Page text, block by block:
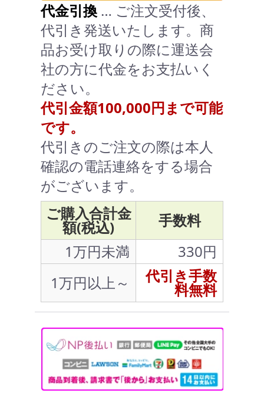
代金引換 … ご注文受付後、
代引き発送いたします。商
品お受け取りの際に運送会
社の方に代金をお支払いく
ださい。
代引金額100,000円まで可能
です。
代引きのご注文の際は本人
確認の電話連絡をする場合
がございます。
ご購入合計金
額(税込)
手数料
1万円未満
330円
1万円以上～
代引き手数
料無料